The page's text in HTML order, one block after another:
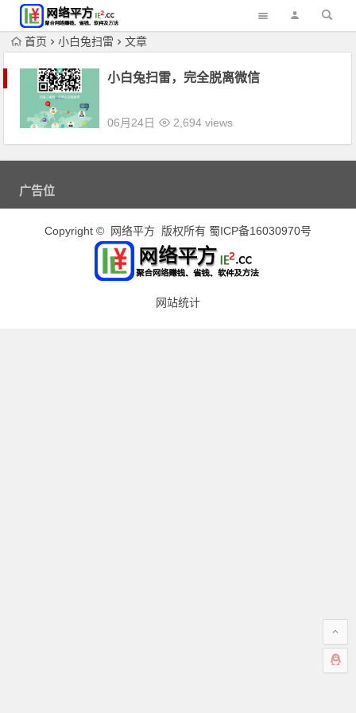
首页 小白兔扫雷 文章
小白兔扫雷，完全脱离微信
06月24日 2,694 views
广告位
Copyright © 网络平方 版权所有 蜀ICP备16030970号
网站统计